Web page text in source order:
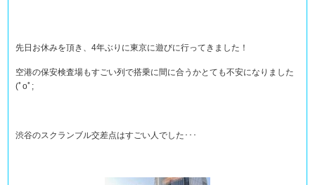
先日お休みを頂き、4年ぶりに東京に遊びに行ってきました！
空港の保安検査場もすごい列で搭乗に間に合うかとても不安になりました
(ﾟoﾟ;
渋谷のスクランブル交差点はすごい人でした･･･